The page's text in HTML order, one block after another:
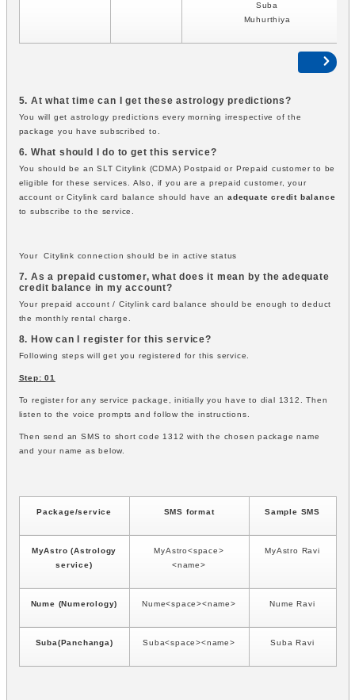
Suba
Muhurthiya
5. At what time can I get these astrology predictions?
You will get astrology predictions every morning irrespective of the
package you have subscribed to.
6. What should I do to get this service?
You should be an SLT Citylink (CDMA) Postpaid or Prepaid customer to be
eligible for these services. Also, if you are a prepaid customer, your
account or Citylink card balance should have an adequate credit balance
to subscribe to the service.
Your Citylink connection should be in active status
7. As a prepaid customer, what does it mean by the adequate
credit balance in my account?
Your prepaid account / Citylink card balance should be enough to deduct
the monthly rental charge.
8. How can I register for this service?
Following steps will get you registered for this service.
Step: 01
To register for any service package, initially you have to dial 1312. Then
listen to the voice prompts and follow the instructions.
Then send an SMS to short code 1312 with the chosen package name
and your name as below.
Package/service SMS format Sample SMS
MyAstro (Astrology
service)
MyAstro<space>
<name>
MyAstro Ravi
Nume (Numerology) Nume<space><name> Nume Ravi
Suba(Panchanga) Suba<space><name> Suba Ravi